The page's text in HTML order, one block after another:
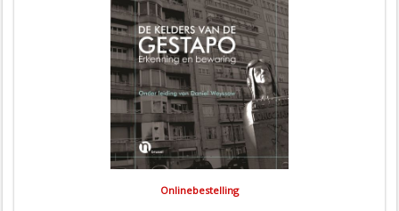
Onlinebestelling